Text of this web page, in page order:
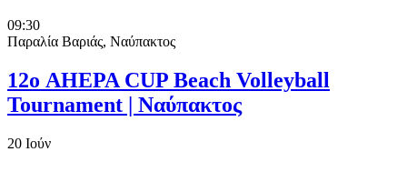
09:30
Παραλία Βαριάς, Ναύπακτος
12ο AHEPA CUP Beach Volleyball
Tournament | Ναύπακτος
20 Ιούν